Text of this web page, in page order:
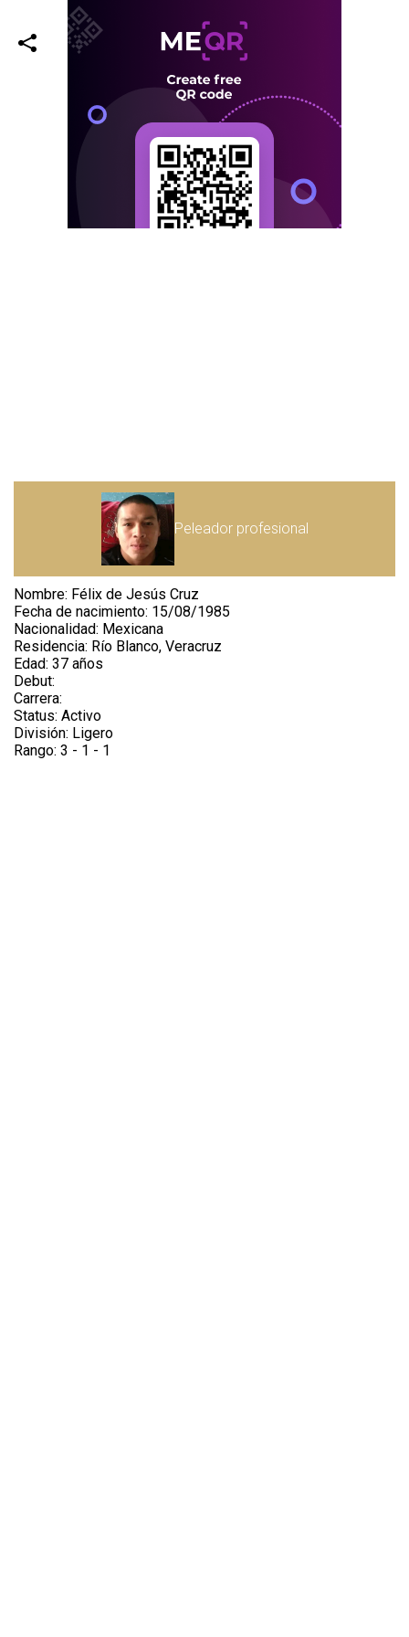
Peleador profesional
Nombre: Félix de Jesús Cruz
Fecha de nacimiento: 15/08/1985
Nacionalidad: Mexicana
Residencia: Río Blanco, Veracruz
Edad: 37 años
Debut:
Carrera:
Status: Activo
División: Ligero
Rango: 3 - 1 - 1
Share your page
Share on Facebook
Share on Linkedin
Share on Twitter
Share on WhatsApp
Subscribe page